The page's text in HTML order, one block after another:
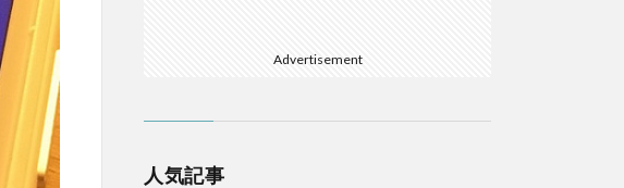
Advertisement
人気記事